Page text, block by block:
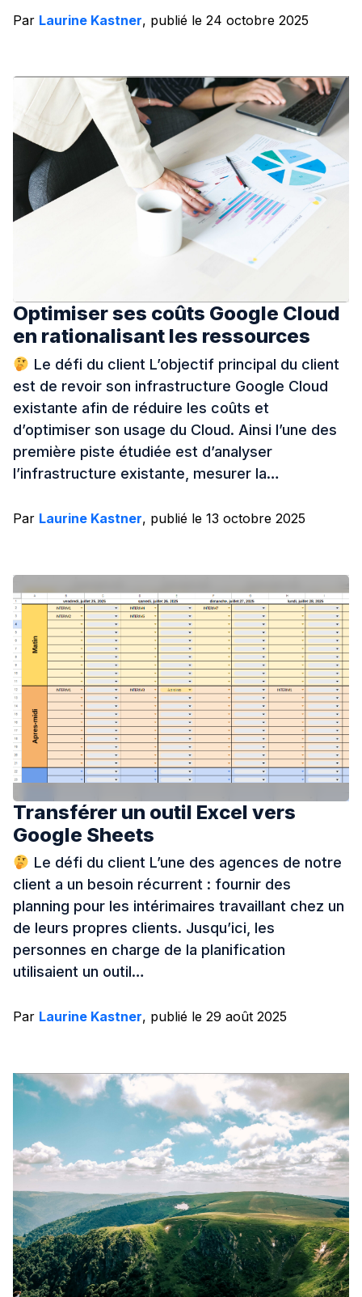
Par Laurine Kastner, publié le 24 octobre 2025
Optimiser ses coûts Google Cloud
en rationalisant les ressources
Le défi du client L’objectif principal du client
est de revoir son infrastructure Google Cloud
existante afin de réduire les coûts et
d’optimiser son usage du Cloud. Ainsi l’une des
première piste étudiée est d’analyser
l’infrastructure existante, mesurer la…
Par Laurine Kastner, publié le 13 octobre 2025
Transférer un outil Excel vers
Google Sheets
Le défi du client L’une des agences de notre
client a un besoin récurrent : fournir des
planning pour les intérimaires travaillant chez un
de leurs propres clients. Jusqu’ici, les
personnes en charge de la planification
utilisaient un outil…
Par Laurine Kastner, publié le 29 août 2025